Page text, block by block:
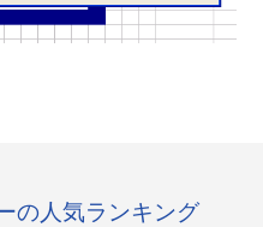
の人気ランキング